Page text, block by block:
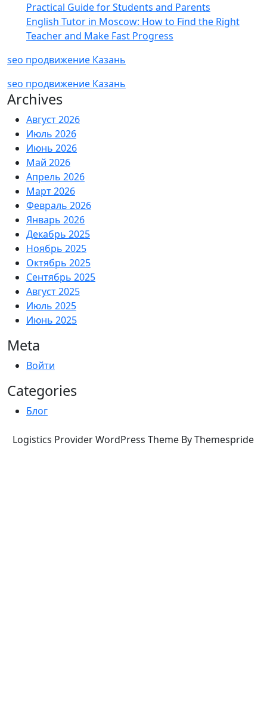
Practical Guide for Students and Parents
English Tutor in Moscow: How to Find the Right
Teacher and Make Fast Progress
seo продвижение Казань
seo продвижение Казань
Archives
Август 2026
Июль 2026
Июнь 2026
Май 2026
Апрель 2026
Март 2026
Февраль 2026
Январь 2026
Декабрь 2025
Ноябрь 2025
Октябрь 2025
Сентябрь 2025
Август 2025
Июль 2025
Июнь 2025
Meta
Войти
Categories
Блог
Logistics Provider WordPress Theme By Themespride